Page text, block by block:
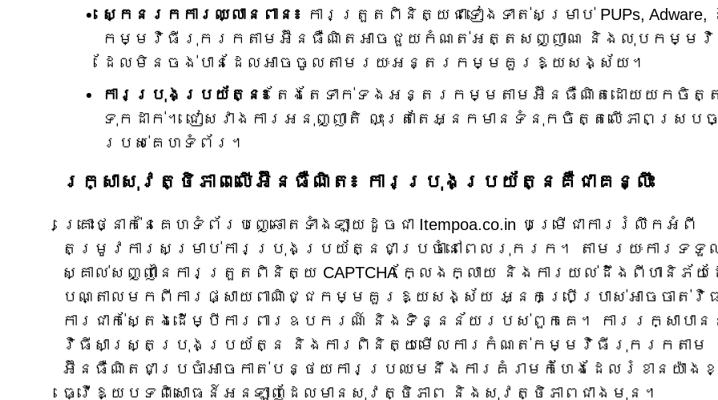
ស្កេនរកការឈ្លានពាន៖
ការត្រួតពិនិត្យជាទៀងទាត់សម្រាប់ PUPs, Adware,
កម្មវិធីរុករកតាមអ៊ីនធឺណិតអាចជួយកំណត់អត្តសញ្ញាណ និងលុបកម្មវិ
ដែលមិនចង់បានដែលអាចចូលតាមរយៈអន្តរកម្មគួរឱ្យសង្ស័យ។
ការប្រុងប្រយ័ត្ន៖តែងតែទាក់ទងអន្តរកម្មតាមអ៊ីនធឺណិតដោយយកចិត្
ទុកដាក់។ ជៀសវាងការអនុញ្ញាតិ លុះត្រាតែអ្នកមានទំនុកចិត្តលើភាពស្រប
របស់គេហទំព័រ។
រក្សាសុវត្ថិភាពលើអ៊ីនធឺណិត៖ ការប្រុងប្រយ័ត្នគឺជាគន្លឹះ
គ្រោះថ្នាក់នៃគេហទំព័របញ្ឆោតទាំងឡាយដូចជា Itempoa.co.in បម្រើជាការរំលឹកអំពី
តម្រូវការសម្រាប់ការប្រុងប្រយ័ត្នជាប្រចាំនៅពេលរុករក។ តាមរយៈការទទួ
ស្គាល់សញ្ញានៃការត្រួតពិនិត្យ CAPTCHA ក្លែងក្លាយ និងការយល់ដឹងពីហានិភ័យ
បណ្តាលមកពីការផ្សាយពាណិជ្ជកម្មគួរឱ្យសង្ស័យ អ្នកប្រើប្រាស់អាចចាត់វិធ
ការជាក់ស្តែងដើម្បីការពារឧបករណ៍ និងទិន្នន័យរបស់ពួកគេ។ ការរក្សាបាន
វិធីសាស្រ្តប្រុងប្រយ័ត្ន និងការពិនិត្យមើលការកំណត់កម្មវិធីរុករកតាម
អ៊ីនធឺណិតជាប្រចាំអាចកាត់បន្ថយការប្រឈមនឹងការគំរាមកំហែងដែលរំខានយ៉ាងខ្
ធ្វើឱ្យបទពិសោធន៍អនឡាញដែលមានសុវត្ថិភាព និងសុវត្ថិភាពជាងមុន។